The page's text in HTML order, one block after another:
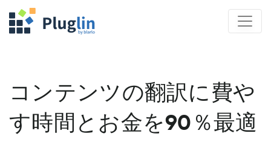
コンテンツの翻訳に費や
す時間とお金を90％最適